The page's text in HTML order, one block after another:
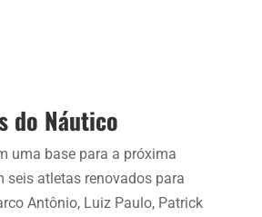
do Náutico
uma base para a próxima
seis atletas renovados para
Antônio, Luiz Paulo, Patrick